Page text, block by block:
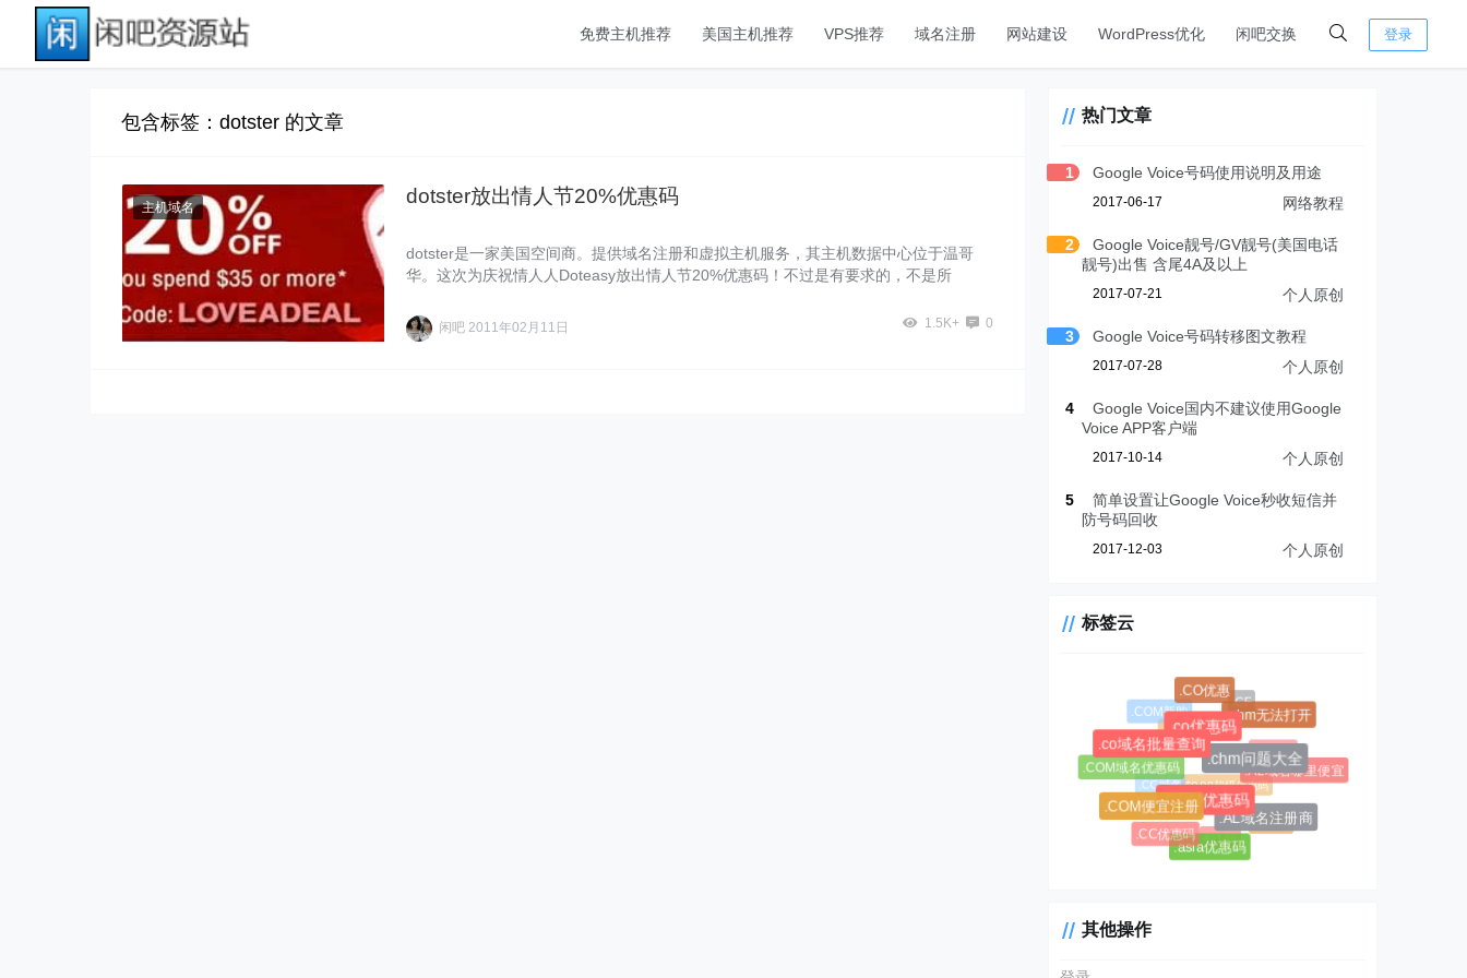
免费主机推荐 美国主机推荐 VPS推荐 域名注册 网站建设 WordPress优化 闲吧交换 登录
包含标签：dotster 的文章
主机域名 dotster放出情人节20%优惠码
dotster是一家美国空间商。提供域名注册和虚拟主机服务，其主机数据中心位于温哥
华。这次为庆祝情人人Doteasy放出情人节20%优惠码！不过是有要求的，不是所
闲吧 2011年02月11日 1.5K+ 0
热门文章
1 Google Voice号码使用说明及用途
2017-06-17 网络教程
2
Google Voice靓号/GV靓号(美国电话
靓号)出售 含尾4A及以上
2017-07-21 个人原创
3 Google Voice号码转移图文教程
2017-07-28 个人原创
4
Google Voice国内不建议使用Google
Voice APP客户端
2017-10-14 个人原创
5
简单设置让Google Voice秒收短信并
防号码回收
2017-12-03 个人原创
标签云
#1045
#1146
$0.99超级优惠码
.AL域名
.AL域名哪里便宜
.AL域名注册商
.asia优惠码
.CC优惠码
.CC域名
.CC域名注册
.CF
.chm无法打开
.chm问题大全
.COM优惠码
.COM便宜注册
.COM域名优惠码
.COM新购
.CO优惠
.co优惠码
.co域名批量查询
其他操作